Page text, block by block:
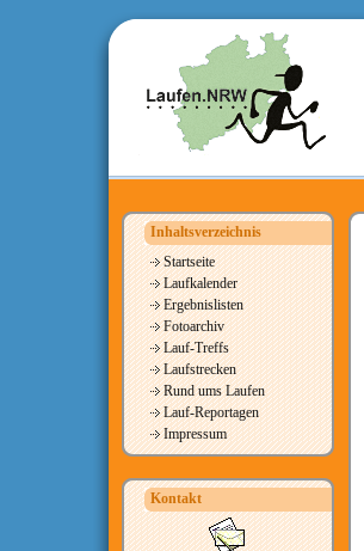
Inhaltsverzeichnis
Startseite
Laufkalender
Ergebnislisten
Fotoarchiv
Lauf-Treffs
Laufstrecken
Rund ums Laufen
Lauf-Reportagen
Impressum
Kontakt